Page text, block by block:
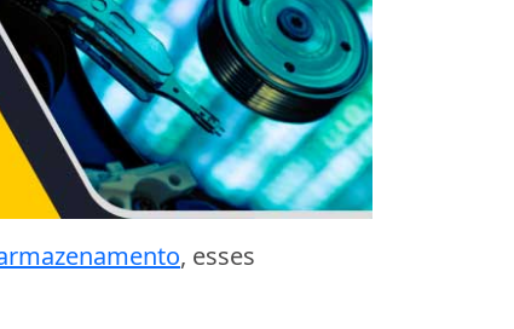
, esses